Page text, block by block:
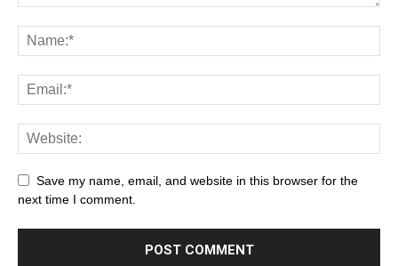
Save my name, email, and website in this browser for the
next time I comment.